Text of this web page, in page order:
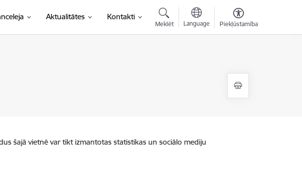
Aktualitātes Kontakti
Meklēt Language Piekļūstamība
šajā vietnē var tikt izmantotas statistikas un sociālo mediju